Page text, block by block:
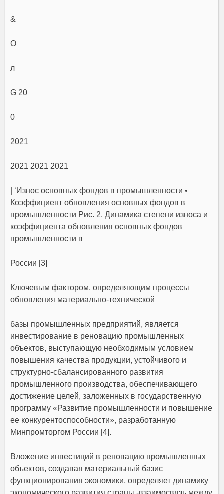
&
О
л
G 20
0
2021
2021 2021 2021
| ‘Износ основных фондов в промышленности •
Коэффициент обновления основных фондов в
промышленности Рис. 2. Динамика степени износа и
коэффициента обновления основных фондов
промышленности в
России [3]
Ключевым фактором, определяющим процессы
обновления материально-технической
базы промышленных предприятий, является
инвестирование в реновацию промышленных
объектов, выступающую необходимым условием
повышения качества продукции, устойчивого и
структурно-сбалансированного развития
промышленного производства, обеспечивающего
достижение целей, заложенных в государственную
программу «Развитие промышленности и повышение
ее конкурентоспособности», разработанную
Минпромторгом России [4].
Вложение инвестиций в реновацию промышленных
объектов, создавая материальный базис
функционирования экономики, определяет динамику